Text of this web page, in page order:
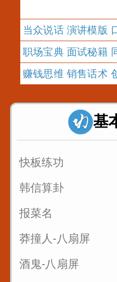
当众说话 演讲模版
职场宝典 面试秘籍
赚钱思维 销售话术
基
快板练功
韩信算卦
报菜名
莽撞人-八扇屏
酒鬼-八扇屏